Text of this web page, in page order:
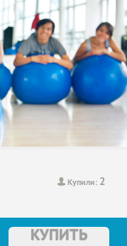
Купили: 2
КУПИТЬ